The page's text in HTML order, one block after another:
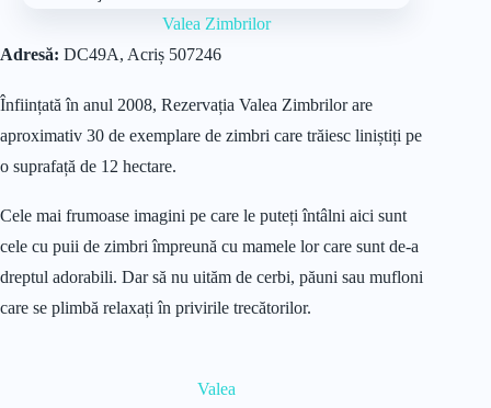
Valea Zimbrilor
Adresă: DC49A, Acriș 507246
Înființată în anul 2008, Rezervația Valea Zimbrilor are
aproximativ 30 de exemplare de zimbri care trăiesc liniștiți pe
o suprafață de 12 hectare.
Cele mai frumoase imagini pe care le puteți întâlni aici sunt
cele cu puii de zimbri împreună cu mamele lor care sunt de-a
dreptul adorabili. Dar să nu uităm de cerbi, păuni sau mufloni
care se plimbă relaxați în privirile trecătorilor.
Valea